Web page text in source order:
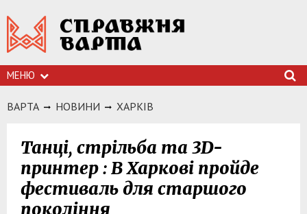
МЕНЮ
ВАРТА НОВИНИ ХАРКIВ
Танці, стрільба та 3D-
принтер : В Харкові пройде
фестиваль для старшого
покоління